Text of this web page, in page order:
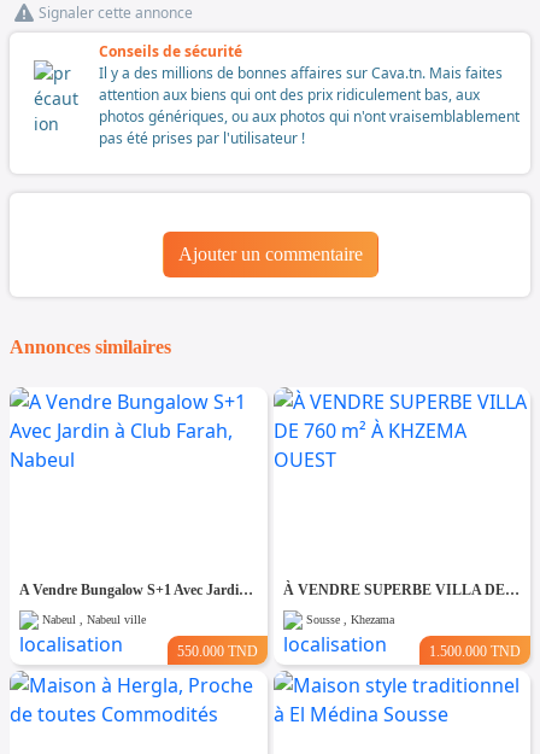
Signaler cette annonce
Conseils de sécurité
Il y a des millions de bonnes affaires sur Cava.tn. Mais faites
attention aux biens qui ont des prix ridiculement bas, aux
photos génériques, ou aux photos qui n'ont vraisemblablement
pas été prises par l'utilisateur !
Ajouter un commentaire
Annonces similaires
A Vendre Bungalow S+1 Avec Jardin à Club Farah, Nabeul
Nabeul , Nabeul ville
550.000 TND
À VENDRE SUPERBE VILLA DE 760 m² À KHZEMA OUEST
Sousse , Khezama
1.500.000 TND